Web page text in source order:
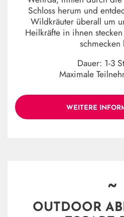
Schloss herum und
Wildkräuter überall um
Heilkräfte in ihnen
schmecken
Dauer: 1-3
Maximale
WEITERE
~
OUTDOOR